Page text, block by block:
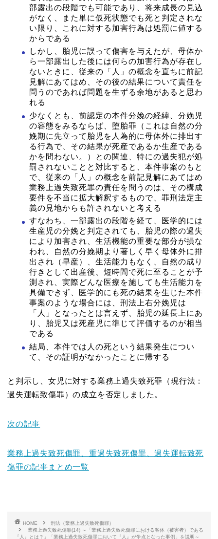
部露出の段階でも可能であり、将来成長の見込
がなく、また単に仮死状態でも死と判定されな
い限り、これに対する加害行為は処罰に値する
からである
しかし、胎児に誤って傷害を与えたが、母体か
ら一部露出した後には何らの加害行為が存在し
ないときに、従来の「人」の概念を直ちに前記
見解にあてはめ、その後の結果について責任を
問うのであれば問題を生ずる余地があると思わ
れる
少なくとも、前認定の本件分娩の経緯、分娩児
の容態をみるならば、堕胎罪（これは自然の分
娩期に先立って胎児を人為的に母体外に排出す
る行為で、その結果が死産であるか生産である
かを問わない。）との関連、特にの過失犯が処
罰されないことと対比すると、本件事案のもと
で、従来の「人」の概念を前記見解にあてはめ
業務上過失致死罪の責任を問うのは、その構成
要件を不当に拡大解釈するもので、罪刑法定主
義の見地からも許されないと考える
すなわち、一部露出の段階を経て、医学的には
生産児の分娩と判定されても、胎児の際の過失
により加害され、生活機能の重要な部分が損な
われ、自然の分娩期より著しく早く母体外に排
出され（早産）、生活能力もなく、自然の成り
行きとして出産後、短時間で死に至ることが予
測され、実際どんな医療を施しても生活能力を
具備できず、医学的にも死の結果を生じた本件
事案のような場合には、刑法上右分娩児は
「人」となったとは言えず、胎児の延長上にあ
り、胎児又は死産児に準じて評価するのが相当
である
結局、本件では人の死という結果発生につい
て、その証明がなかったことに帰する
と判示し、女児に対する業務上過失致死罪（現行法：
過失運転致傷罪）の成立を否定しました。
次の記事
業務上過失致死傷罪、重過失致死傷罪、過失運転致死
傷罪の記事まとめ一覧
HOME
刑法（業務上過失致死傷罪）
業務上過失致死傷罪(14) ～「業務上過失致死傷罪における客体（被害者）である
『人』とは？」「業務上過失致死傷罪において『人』が争点となった事例」を説明～